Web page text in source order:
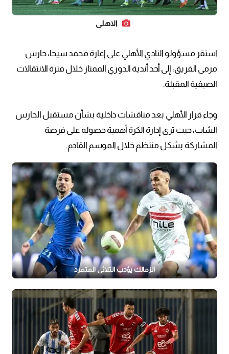
الاهلي
استقر مسؤولو النادي الأهلي على إعارة محمد سيحا، حارس
مرمى الفريق، إلى أحد أندية الدوري الممتاز خلال فترة الانتقالات
الصيفية المقبلة.
وجاء قرار الأهلي بعد مناقشات داخلية بشأن مستقبل الحارس
الشاب، حيث ترى إدارة الكرة أهمية حصوله على فرصة
المشاركة بشكل منتظم خلال الموسم القادم.
الزمالك يؤدب الثلاثي المتمرد